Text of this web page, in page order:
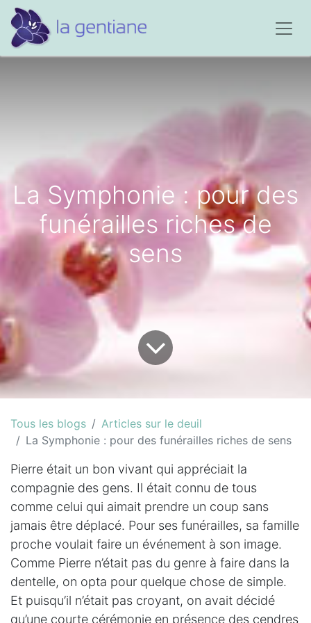
La Symphonie : pour des
funérailles riches de
sens
Tous les blogs
Articles sur le deuil
La Symphonie : pour des funérailles riches de sens
Pierre était un bon vivant qui appréciait la
compagnie des gens. Il était connu de tous
comme celui qui aimait prendre un coup sans
jamais être déplacé. Pour ses funérailles, sa famille
proche voulait faire un événement à son image.
Comme Pierre n’était pas du genre à faire dans la
dentelle, on opta pour quelque chose de simple.
Et puisqu’il n’était pas croyant, on avait décidé
qu’une courte cérémonie en présence des cendres